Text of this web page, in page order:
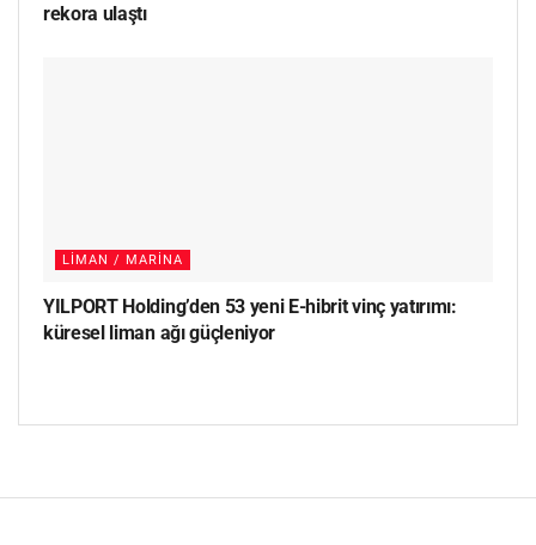
rekora ulaştı
LIMAN / MARINA
YILPORT Holding’den 53 yeni E-hibrit vinç yatırımı:
küresel liman ağı güçleniyor